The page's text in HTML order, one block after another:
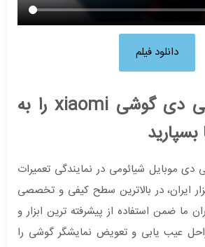
دانلود فیلم
تعویض ال سی دی گوشی xiaomi را به
موبایل شیائومی در نمایندگی تعمیرات
ایران، در بالاترین سطح کیفی و تخصصی
ما ضمن استفاده از پیشرفته ترین ابزار و
عیب یابی و تعویض نمایشگر گوشی را